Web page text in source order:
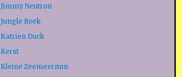
Jimmy Neutron
Jungle Boek
Katrien Duck
Kerst
Kleine Zeemeermin